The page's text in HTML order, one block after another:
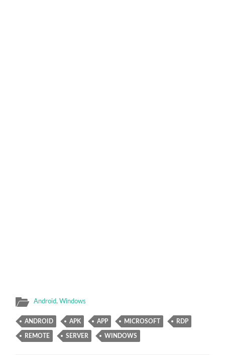
Android,Windows
ANDROID APK APP MICROSOFT RDP
REMOTE SERVER WINDOWS